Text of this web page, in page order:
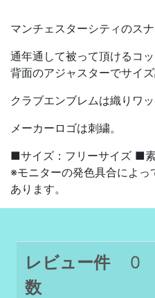
マンチェスターシティのス
通年通して被って頂けるコ
背面のアジャスターでサイズ
クラブエンブレムは織りワッ
メーカーロゴは刺繍。
■サイズ：フリーサイズ ■
※モニターの発色具合によ
あります。
レビュー件
数
0